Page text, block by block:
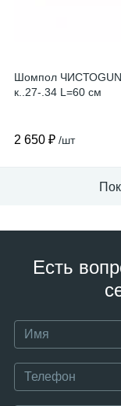
Шомпол ЧИСТОGUN
к..27-.34 L=60 см
2 650 ₽ /шт
Есть